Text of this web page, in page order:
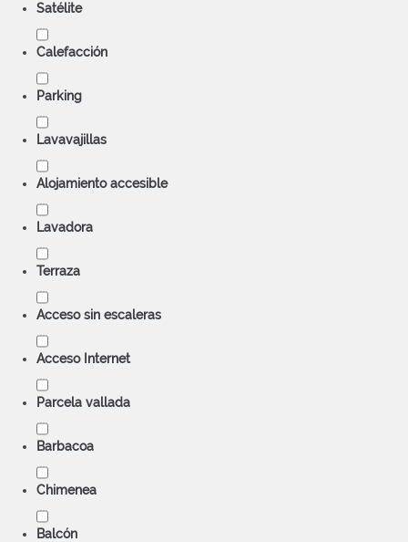
Satélite
Calefacción
Parking
Lavavajillas
Alojamiento accesible
Lavadora
Terraza
Acceso sin escaleras
Acceso Internet
Parcela vallada
Barbacoa
Chimenea
Balcón